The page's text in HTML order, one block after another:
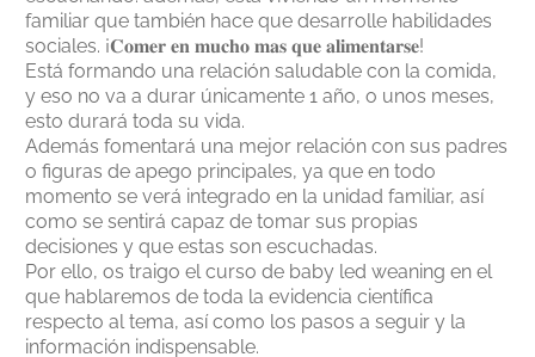
familiar que también hace que desarrolle habilidades
sociales. ¡𝐂𝐨𝐦𝐞𝐫 𝐞𝐧 𝐦𝐮𝐜𝐡𝐨 𝐦𝐚𝐬 𝐪𝐮𝐞 𝐚𝐥𝐢𝐦𝐞𝐧𝐭𝐚𝐫𝐬𝐞!
Está formando una relación saludable con la comida,
y eso no va a durar únicamente 1 año, o unos meses,
esto durará toda su vida.
Además fomentará una mejor relación con sus padres
o figuras de apego principales, ya que en todo
momento se verá integrado en la unidad familiar, así
como se sentirá capaz de tomar sus propias
decisiones y que estas son escuchadas.
Por ello, os traigo el curso de baby led weaning en el
que hablaremos de toda la evidencia científica
respecto al tema, así como los pasos a seguir y la
información indispensable.